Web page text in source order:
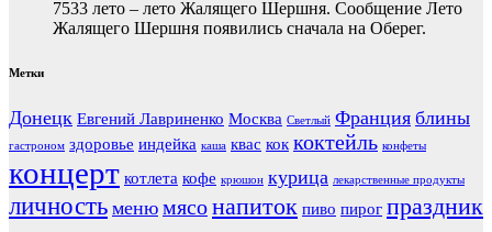
7533 лето – лето Жалящего Шершня. Сообщение Лето
Жалящего Шершня появились сначала на Оберег.
Метки
Донецк Евгений Лавриненко Москва Светлый Франция блины
гастроном здоровье индейка каша квас кок коктейль конфеты
концерт котлета кофе крюшон курица лекарственные продукты
личность меню мясонапиток пиво пирог праздник